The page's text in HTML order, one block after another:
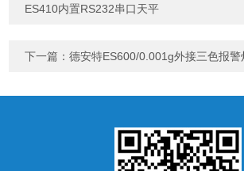
ES410内置RS232串口天平
下一篇：德安特ES600/0.001g外接三色报警